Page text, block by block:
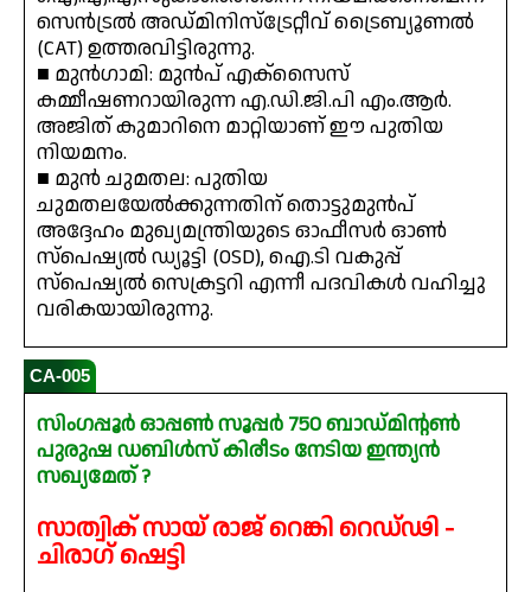
സെൻട്രൽ അഡ്മിനിസ്ട്രേറ്റീവ് ട്രൈബ്യൂണൽ
(CAT) ഉത്തരവിട്ടിരുന്നു.
■ മുൻഗാമി: മുൻപ് എക്സൈസ്
കമ്മീഷണറായിരുന്ന എ.ഡി.ജി.പി എം.ആർ.
അജിത് കുമാറിനെ മാറ്റിയാണ് ഈ പുതിയ
നിയമനം.
■ മുൻ ചുമതല: പുതിയ
ചുമതലയേൽക്കുന്നതിന് തൊട്ടുമുൻപ്
അദ്ദേഹം മുഖ്യമന്ത്രിയുടെ ഓഫീസർ ഓൺ
സ്പെഷ്യൽ ഡ്യൂട്ടി (OSD), ഐ.ടി വകുപ്പ്
സ്പെഷ്യൽ സെക്രട്ടറി എന്നീ പദവികൾ വഹിച്ചു
വരികയായിരുന്നു.
CA-005
സിംഗപ്പൂർ ഓപ്പൺ സൂപ്പർ 750 ബാഡ്മിന്റൺ
പുരുഷ ഡബിൾസ് കിരീടം നേടിയ ഇന്ത്യൻ
സഖ്യമേത് ?
സാത്വിക് സായ് രാജ് റെങ്കി റെഡ്ഢി -
ചിരാഗ് ഷെട്ടി